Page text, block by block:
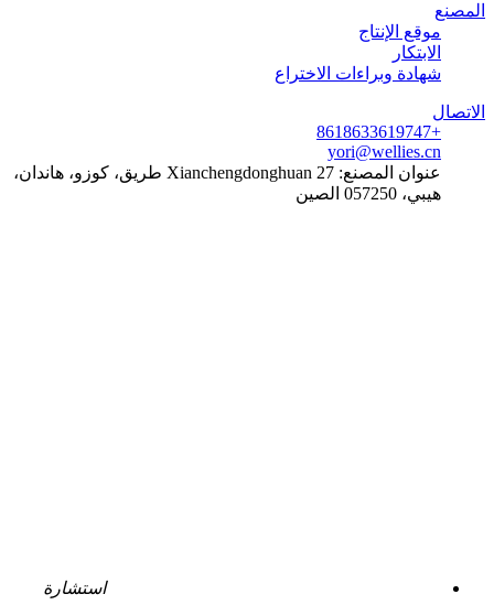
المصنع
موقع الإنتاج
الابتكار
شهادة وبراءات الاختراع
الاتصال
+8618633619747
yori@wellies.cn
عنوان المصنع:
27 Xianchengdonghuan طريق، كوزو، هاندان،
هيبي، 057250 الصين
استشارة